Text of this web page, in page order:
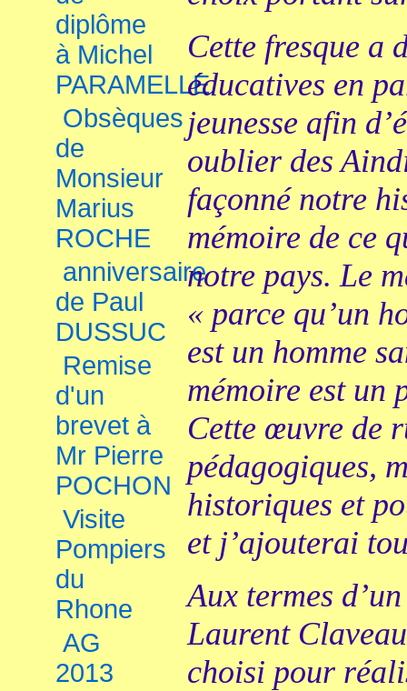
diplôme
à Michel
PARAMELLE
Obsèques
de
Monsieur
Marius
ROCHE
anniversaire
de Paul
DUSSUC
Remise
d'un
brevet à
Mr Pierre
POCHON
Visite
Pompiers
du
Rhone
AG
2013
Cette fresque a
éducatives en
jeunesse afin
oublier des
façonné notre
mémoire de ce
notre pays. Le
« parce qu’un
est un homme
mémoire est un
Cette œuvre de
pédagogiques,
historiques et
et j’ajouterai
Aux termes
Laurent
choisi pour